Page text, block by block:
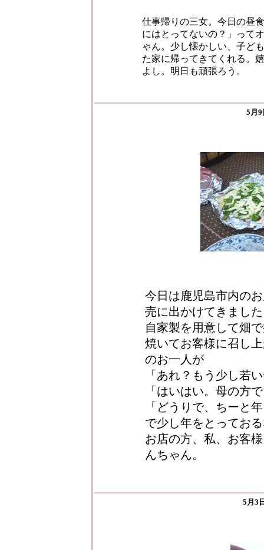
仕事帰りの三女。今日の昼
にはとってないの？」って
ゃん。少し懐かしい、子ど
た家に帰ってきてくれる。
よし。明日も頑張ろう。
5月
今日は鹿児島市内の
売に出かけてきまし
自家製を用意して畑
焼いてお客様に召し
のお一人が
「あれ？もう少し若
「はいはい。母の方
「どうりで、ちーと
で少し年をとってお
お店の方、私、お客
んちゃん。
5月3